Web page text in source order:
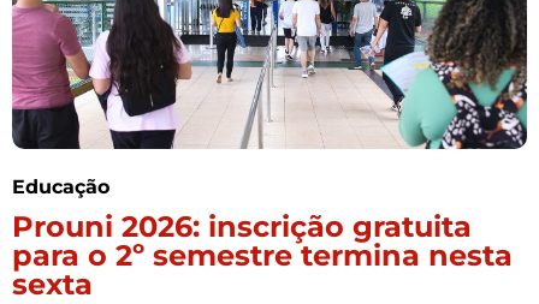
Educação
Prouni 2026: inscrição gratuita
para o 2º semestre termina nesta
sexta